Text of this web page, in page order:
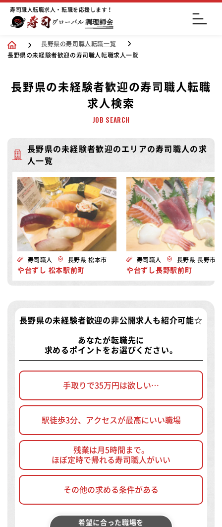
寿司職人転職求人・転職を応援します！
長野県の寿司職人転職一覧
長野県の未経験者歓迎の寿司職人転職求人一覧
長野県の未経験者歓迎の寿司職人転職
求人検索
JOB SEARCH
長野県の未経験者歓迎のエリアの寿司職人の求
人一覧
寿司職人 長野県 松本市
や台ずし 松本駅前町
寿司職人 長野県 長野市
や台ずし長野駅前町
長野県の未経験者歓迎の非公開求人 も紹介可能☆
あなたが転職先に
求めるポイントをお選びください。
手取りで35万円は欲しい…
駅徒歩3分、アクセスが最高にいい職場
残業は月5時間まで。
ほぼ定時で帰れる寿司職人がいい
その他の求める条件がある
希望に合った職場を